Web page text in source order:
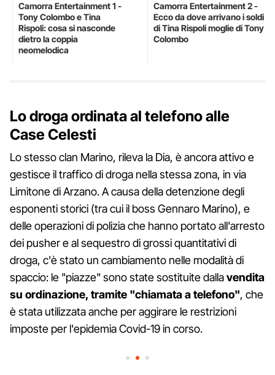
Camorra Entertainment 1 -
Tony Colombo e Tina
Rispoli: cosa si nasconde
dietro la coppia
neomelodica
Camorra Entertainment 2 -
Ecco da dove arrivano i soldi
di Tina Rispoli moglie di Tony
Colombo
Lo droga ordinata al telefono alle
Case Celesti
Lo stesso clan Marino, rileva la Dia, è ancora attivo e
gestisce il traffico di droga nella stessa zona, in via
Limitone di Arzano. A causa della detenzione degli
esponenti storici (tra cui il boss Gennaro Marino), e
delle operazioni di polizia che hanno portato all'arresto
dei pusher e al sequestro di grossi quantitativi di
droga, c'è stato un cambiamento nelle modalità di
spaccio: le "piazze" sono state sostituite dallavendita
su ordinazione, tramite "chiamata a telefono", che
è stata utilizzata anche per aggirare le restrizioni
imposte per l'epidemia Covid-19 in corso.